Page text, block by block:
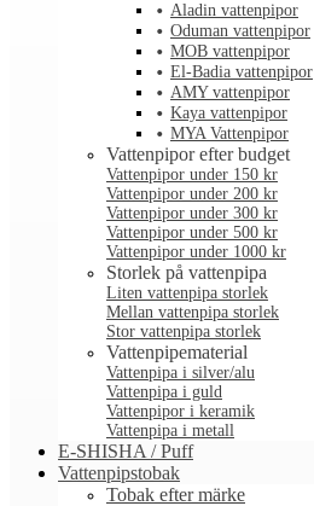
Aladin vattenpipor
Oduman vattenpipor
MOB vattenpipor
El-Badia vattenpipor
AMY vattenpipor
Kaya vattenpipor
MYA Vattenpipor
Vattenpipor efter budget
Vattenpipor under 150 kr
Vattenpipor under 200 kr
Vattenpipor under 300 kr
Vattenpipor under 500 kr
Vattenpipor under 1000 kr
Storlek på vattenpipa
Liten vattenpipa storlek
Mellan vattenpipa storlek
Stor vattenpipa storlek
Vattenpipematerial
Vattenpipa i silver/alu
Vattenpipa i guld
Vattenpipor i keramik
Vattenpipa i metall
E-SHISHA / Puff
Vattenpipstobak
Tobak efter märke